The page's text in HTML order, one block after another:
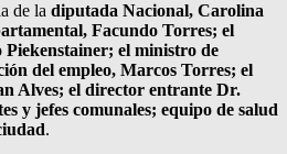
de la diputada Nacional, Carolina
Facundo Torres; el
el ministro de
del empleo, Marcos Torres; el
Alves; el director entrante Dr.
y jefes comunales; equipo de salud
.